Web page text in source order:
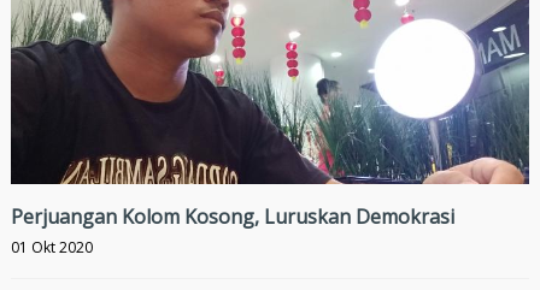
Perjuangan Kolom Kosong, Luruskan Demokrasi
01 Okt 2020